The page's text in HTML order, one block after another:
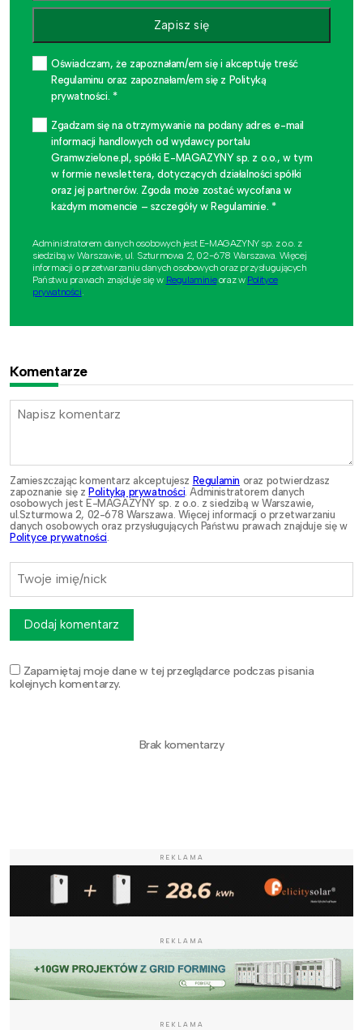
Zapisz się
Oświadczam, że zapoznałam/em się i akceptuję treść
Regulaminu oraz zapoznałam/em się z Polityką
prywatności. *
Zgadzam się na otrzymywanie na podany adres e-mail
informacji handlowych od wydawcy portalu
Gramwzielone.pl, spółki E-MAGAZYNY sp. z o.o., w tym
w formie newslettera, dotyczących działalności spółki
oraz jej partnerów. Zgoda może zostać wycofana w
każdym momencie – szczegóły w Regulaminie. *
Administratorem danych osobowych jest E-MAGAZYNY sp. z o.o. z
siedzibą w Warszawie, ul. Szturmowa 2, 02-678 Warszawa. Więcej
informacji o przetwarzaniu danych osobowych oraz przysługujących
Państwu prawach znajduje się w Regulaminieoraz w Polityce
prywatności.
Komentarze
Zamieszczając komentarz akceptujesz Regulamin oraz potwierdzasz
zapoznanie się zPolityką prywatności . Administratorem danych
osobowych jest E-MAGAZYNY sp. z o.o. z siedzibą w Warszawie,
ul.Szturmowa 2, 02-678 Warszawa. Więcej informacji o przetwarzaniu
danych osobowych oraz przysługujących Państwu prawach znajduje się w
Polityce prywatności
Zapamiętaj moje dane w tej przeglądarce podczas pisania
kolejnych komentarzy.
Dodaj komentarz
Brak komentarzy
REKLAMA
REKLAMA
REKLAMA